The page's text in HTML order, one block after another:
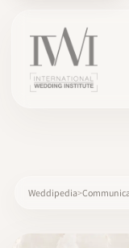
Weddipedia